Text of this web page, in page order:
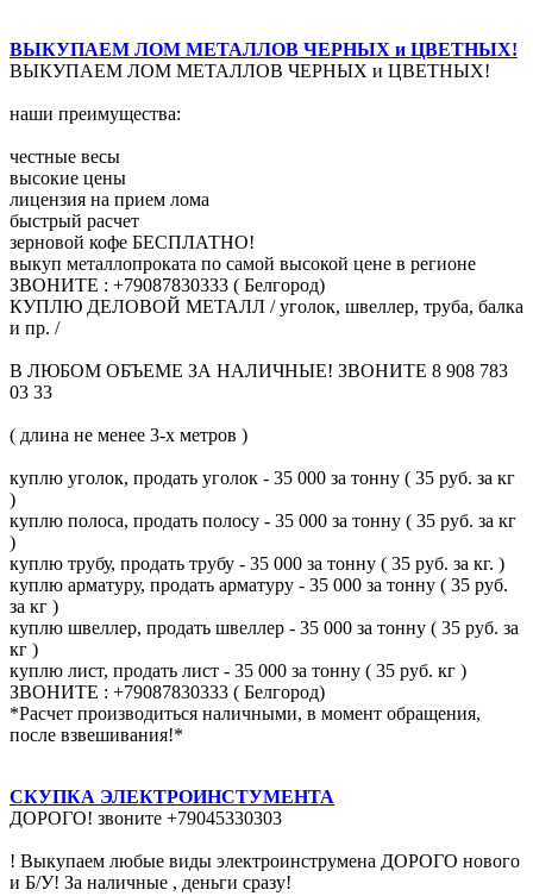
ВЫКУПАЕМ ЛОМ МЕТАЛЛОВ ЧЕРНЫХ и ЦВЕТНЫХ!
ВЫКУПАЕМ ЛОМ МЕТАЛЛОВ ЧЕРНЫХ и ЦВЕТНЫХ!
наши преимущества:
честные весы
высокие цены
лицензия на прием лома
быстрый расчет
зерновой кофе БЕСПЛАТНО!
выкуп металлопроката по самой высокой цене в регионе
ЗВОНИТЕ : +79087830333 ( Белгород)
КУПЛЮ ДЕЛОВОЙ МЕТАЛЛ / уголок, швеллер, труба, балка
и пр. /
В ЛЮБОМ ОБЪЕМЕ ЗА НАЛИЧНЫЕ! ЗВОНИТЕ 8 908 783
03 33
( длина не менее 3-х метров )
куплю уголок, продать уголок - 35 000 за тонну ( 35 руб. за кг
)
куплю полоса, продать полосу - 35 000 за тонну ( 35 руб. за кг
)
куплю трубу, продать трубу - 35 000 за тонну ( 35 руб. за кг. )
куплю арматуру, продать арматуру - 35 000 за тонну ( 35 руб.
за кг )
куплю швеллер, продать швеллер - 35 000 за тонну ( 35 руб. за
кг )
куплю лист, продать лист - 35 000 за тонну ( 35 руб. кг )
ЗВОНИТЕ : +79087830333 ( Белгород)
*Расчет производиться наличными, в момент обращения,
после взвешивания!*
СКУПКА ЭЛЕКТРОИНСТУМЕНТА
ДОРОГО! звоните +79045330303
! Выкупаем любые виды электроинструмена ДОРОГО нового
и Б/У! За наличные , деньги сразу!